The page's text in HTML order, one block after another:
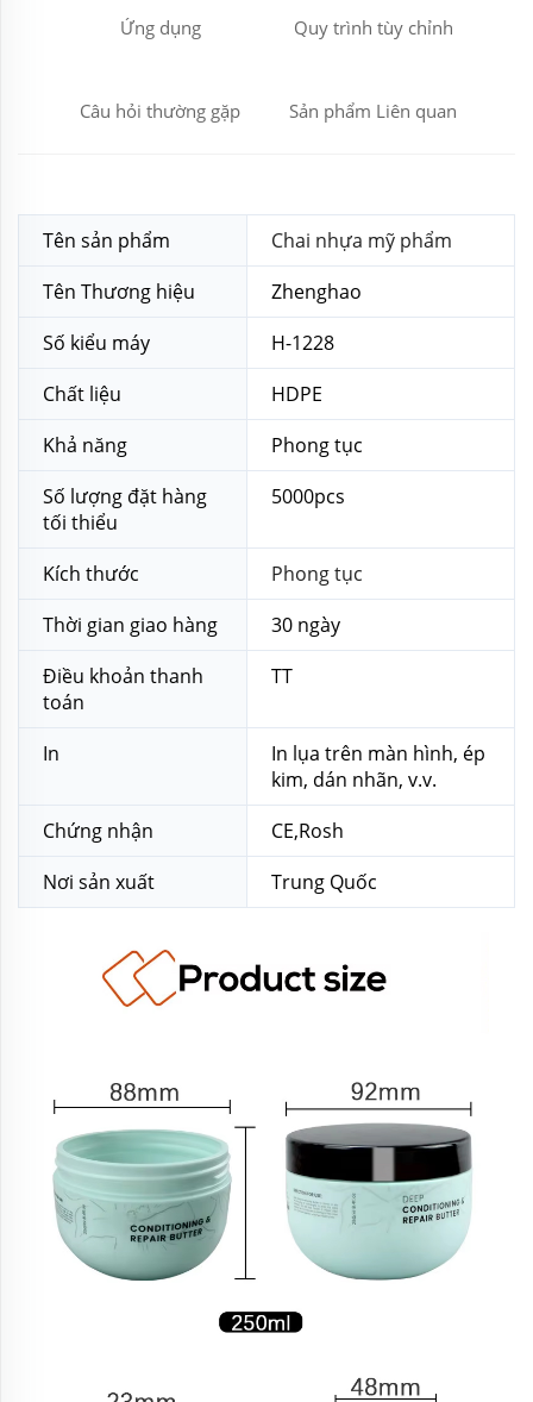
Ứng dụng Quy trình tùy chỉnh
Câu hỏi thường gặp Sản phẩm Liên quan
Tên sản phẩm
Chai nhựa mỹ phẩm
Tên Thương hiệu
Zhenghao
Số kiểu máy
H-1228
Chất liệu
HDPE
Khả năng
Phong tục
Số lượng đặt hàng
tối thiểu
5000pcs
Kích thước
Phong tục
Thời gian giao hàng
30 ngày
Điều khoản thanh
toán
TT
In
In lụa trên màn hình, ép
kim, dán nhãn, v.v.
Chứng nhận
CE,Rosh
Nơi sản xuất
Trung Quốc